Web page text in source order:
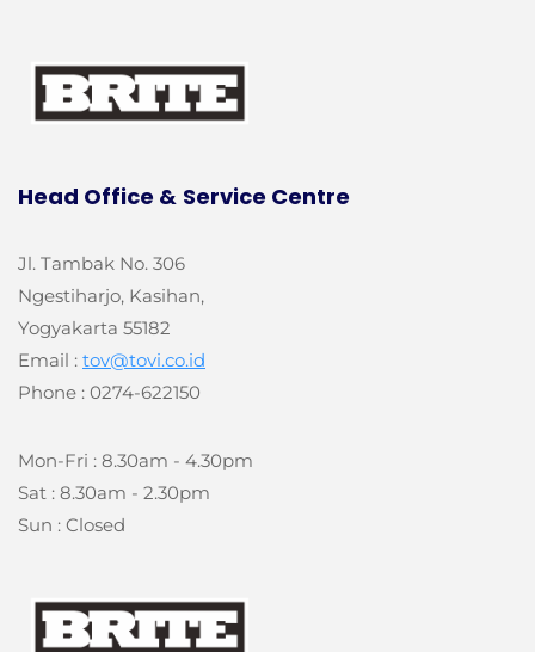
Head Office & Service Centre
Jl. Tambak No. 306
Ngestiharjo, Kasihan,
Yogyakarta 55182
Email : tov@tovi.co.id
Phone : 0274-622150
Mon-Fri : 8.30am - 4.30pm
Sat : 8.30am - 2.30pm
Sun : Closed